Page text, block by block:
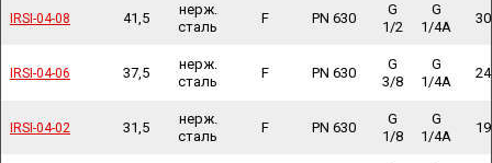
IRSI-04-08 41,5
нерж.
сталь
F PN 630
G
1/2
G
1/4A
30
IRSI-04-06 37,5
нерж.
сталь
F PN 630
G
3/8
G
1/4A
24
IRSI-04-02 31,5
нерж.
сталь
F PN 630
G
1/8
G
1/4A
19
IRSI-04-08
IRSI-04-06
IRSI-04-02